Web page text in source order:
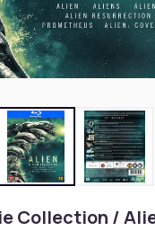
Collection /